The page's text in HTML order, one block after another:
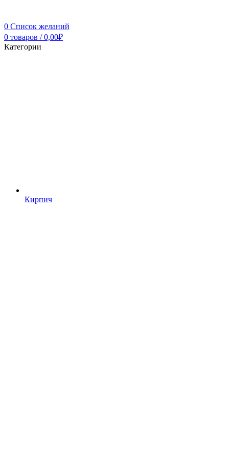
0 Список желаний
0 товаров / 0,00₽
Категории
Кирпич